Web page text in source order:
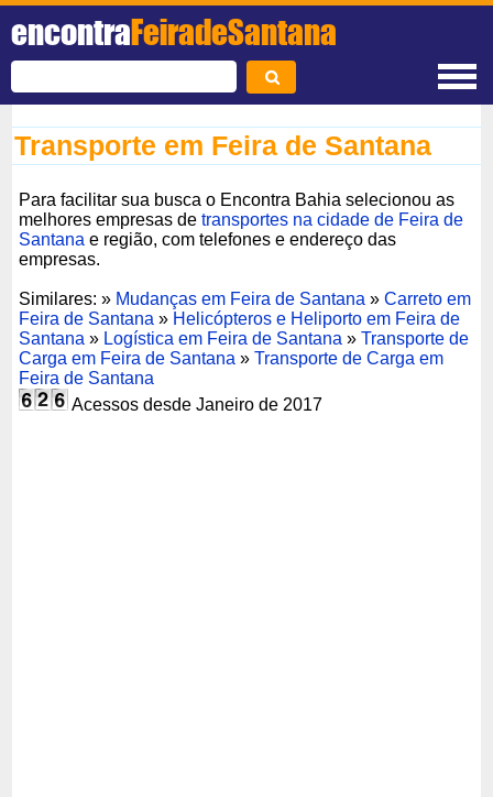
encontraFeiradeSantana
Transporte em Feira de Santana
Para facilitar sua busca o Encontra Bahia selecionou as
melhores empresas detransportes na cidade de Feira de
Santana e região, com telefones e endereço das
empresas.
Similares: » Mudanças em Feira de Santana »Carreto em
Feira de Santana » Helicópteros e Heliporto em Feira de
Santana » Logística em Feira de Santana »Transporte de
Carga em Feira de Santana »Transporte de Carga em
Feira de Santana
Acessos desde Janeiro de 2017